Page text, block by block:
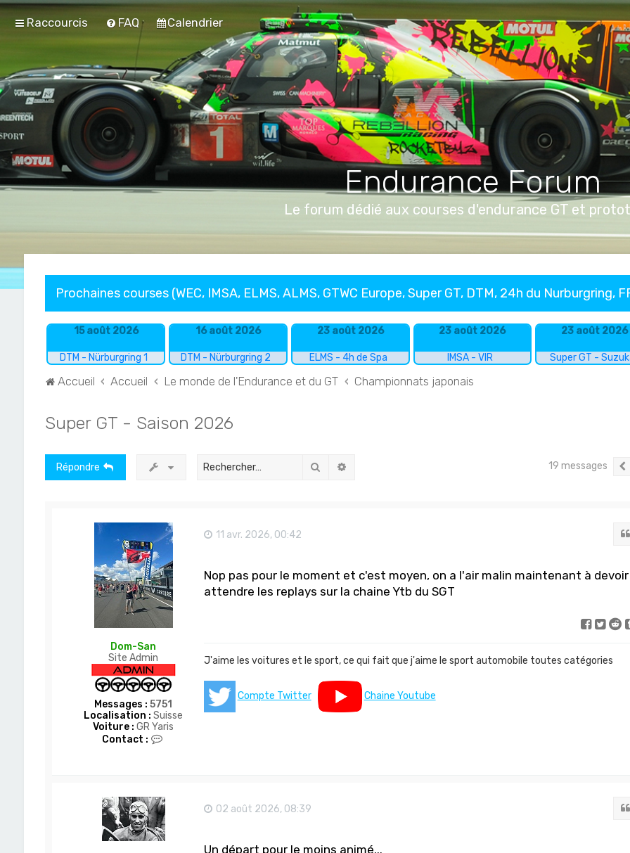
Raccourcis FAQ Calendrier
Endurance Forum
Le forum dédié aux courses d'endurance GT et
Prochaines courses (WEC, IMSA, ELMS, ALMS, GTWC Europe, Super GT, DTM, 24h du Nurburgring,
15 août 2026
DTM - Nürburgring 1
16 août 2026
DTM - Nürburgring 2
23 août 2026
ELMS - 4h de Spa
23 août 2026
IMSA - VIR
23 août 2026
Super GT -
Accueil Accueil Le monde de l'Endurance et du GT Championnats japonais
Super GT - Saison 2026
Répondre Rechercher 19 messages
Dom-San
Site Admin
Messages : 5751
Localisation : Suisse
Voiture : GR Yaris
Contact :
t
e
r
D
11 avr. 2026, 00:42
Nop pas pour le moment et c'est moyen, on a l'air malin maintenant à devoir
attendre les replays sur la chaine Ytb du SGT
J'aime les voitures et le sport, ce qui fait que j'aime le sport automobile toutes catégories
Compte Twitter Chaine Youtube
02 août 2026, 08:39
Un départ pour le moins animé...